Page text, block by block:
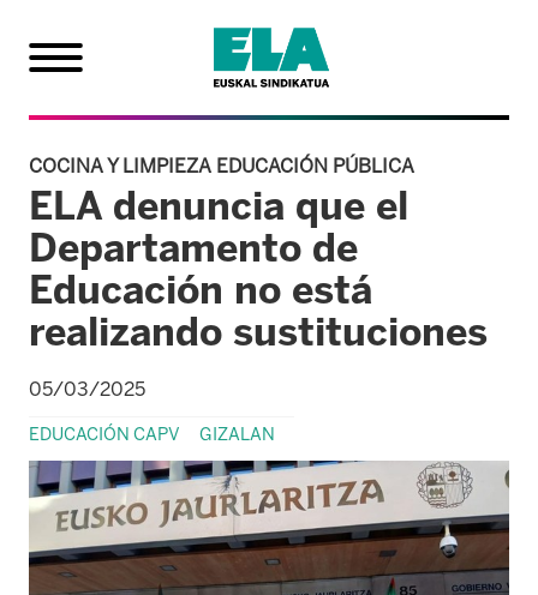
COCINA Y LIMPIEZA EDUCACIÓN PÚBLICA
ELA denuncia que el
Departamento de
Educación no está
realizando sustituciones
05/03/2025
EDUCACIÓN CAPV GIZALAN